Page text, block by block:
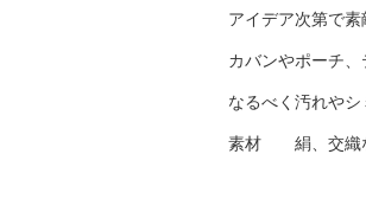
アイデア次第で素
カバンやポーチ
なるべく汚れや
素材 絹、交織